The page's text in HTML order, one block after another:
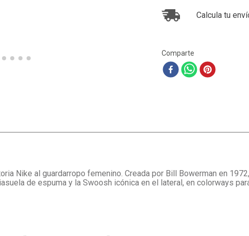
Calcula tu
Comparte
Nike al guardarropo femenino. Creada por Bill Bowerman en
de espuma y la Swoosh icónica en el lateral, en colorways